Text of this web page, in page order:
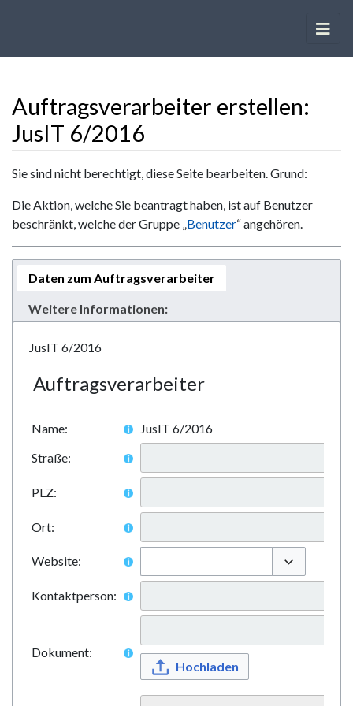
Auftragsverarbeiter erstellen:
JusIT 6/2016
Wechseln zu: Navigation ,Suche
Sie sind nicht berechtigt, diese Seite bearbeiten. Grund:
Die Aktion, welche Sie beantragt haben, ist auf Benutzer
beschränkt, welche der Gruppe „Benutzer“ angehören.
Daten zum Auftragsverarbeiter
Weitere Informationen:
JusIT 6/2016
Auftragsverarbeiter
Name:
JusIT 6/2016
Straße:
PLZ:
Ort:
Website:
Optionen
Kontaktperson:
Dokument:
Hochladen